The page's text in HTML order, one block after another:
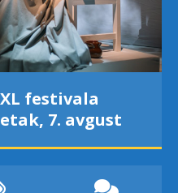
festivala
7. avgust